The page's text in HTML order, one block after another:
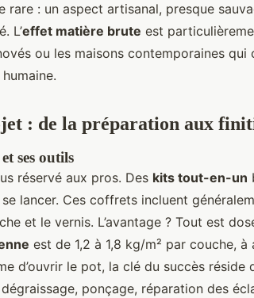
rare : un aspect artisanal, presque
L’effet matière brute est
ou les maisons contemporaines qui
: de la préparation aux
ses outils
réservé aux pros. Des kits tout-en-un
lancer. Ces coffrets incluent
et le vernis. L’avantage ? Tout est
est de 1,2 à 1,8 kg/m² par couche, à
d’ouvrir le pot, la clé du succès réside
ponçage, réparation des